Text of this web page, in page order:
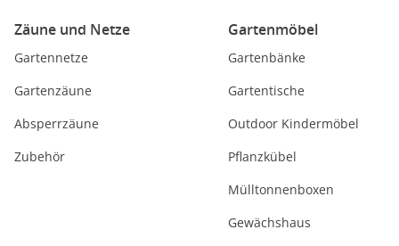
Zäune und Netze
Gartennetze
Gartenzäune
Absperrzäune
Zubehör
Gartenmöbel
Gartenbänke
Gartentische
Outdoor Kindermöbel
Pflanzkübel
Mülltonnenboxen
Gewächshaus